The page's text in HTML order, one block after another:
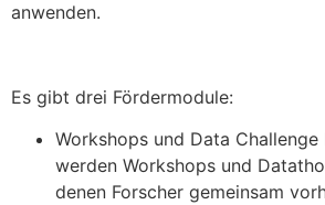
anwenden.
Es gibt drei Fördermodule:
Workshops und Data
werden Workshops und
denen Forscher gemeinsam